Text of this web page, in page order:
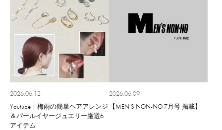
2026.06.12
Youtube｜梅雨の簡単ヘアアレンジ
＆パールイヤージュエリー厳選6
アイテム
2026.06.09
【MEN’S NON-NO 7月号 掲載】